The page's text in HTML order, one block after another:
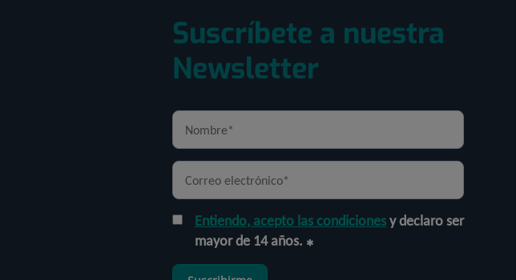
Suscríbete a nuestra
Newsletter
Entiendo, acepto las condicionesy declaro ser
mayor de 14 años.